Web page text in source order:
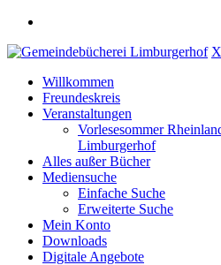
X
Willkommen
Freundeskreis
Veranstaltungen
Vorlesesommer
Limburgerhof
Alles außer Bücher
Mediensuche
Einfache Suche
Erweiterte Suche
Mein Konto
Downloads
Digitale Angebote